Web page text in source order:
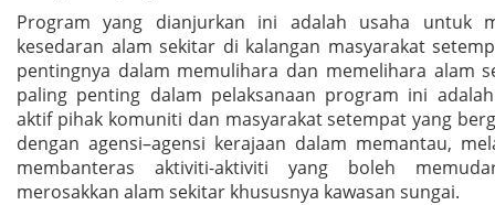
Program yang dianjurkan ini adalah usaha untuk
kesedaran alam sekitar di kalangan masyarakat
pentingnya dalam memulihara dan memelihara alam
paling penting dalam pelaksanaan program ini
aktif pihak komuniti dan masyarakat setempat yang
dengan agensi–agensi kerajaan dalam memantau,
membanteras aktiviti-aktiviti yang boleh
merosakkan alam sekitar khususnya kawasan sungai.